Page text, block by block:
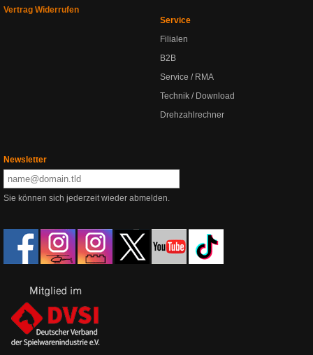
Vertrag Widerrufen
Service
Filialen
B2B
Service / RMA
Technik / Download
Drehzahlrechner
Newsletter
Sie können sich jederzeit wieder abmelden.